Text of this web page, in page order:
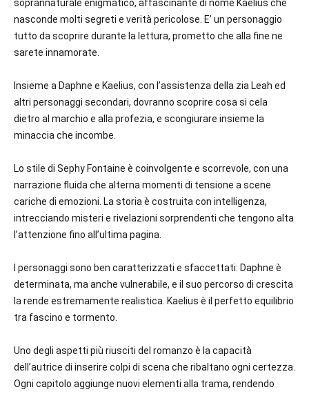
soprannaturale enigmatico, affascinante di nome Kaelius che
nasconde molti segreti e verità pericolose. E’ un personaggio
tutto da scoprire durante la lettura, prometto che alla fine ne
sarete innamorate.
Insieme a Daphne e Kaelius, con l’assistenza della zia Leah ed
altri personaggi secondari, dovranno scoprire cosa si cela
dietro al marchio e alla profezia, e scongiurare insieme la
minaccia che incombe.
Lo stile di Sephy Fontaine è coinvolgente e scorrevole, con una
narrazione fluida che alterna momenti di tensione a scene
cariche di emozioni. La storia è costruita con intelligenza,
intrecciando misteri e rivelazioni sorprendenti che tengono alta
l’attenzione fino all’ultima pagina.
I personaggi sono ben caratterizzati e sfaccettati: Daphne è
determinata, ma anche vulnerabile, e il suo percorso di crescita
la rende estremamente realistica. Kaelius è il perfetto equilibrio
tra fascino e tormento.
Uno degli aspetti più riusciti del romanzo è la capacità
dell’autrice di inserire colpi di scena che ribaltano ogni certezza.
Ogni capitolo aggiunge nuovi elementi alla trama, rendendo